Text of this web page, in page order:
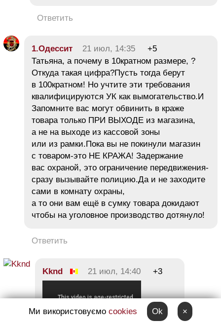
Ответить
1.Одессит 21 июл, 14:35
+5
Татьяна, а почему в 10кратном размере, ?
Откуда такая цифра?Пусть тогда берут
в 100кратном! Но учтите эти требования
квалифицируются УК как вымогательство.И
Запомните вас могут обвинить в краже
товара только ПРИ ВЫХОДЕ из магазина,
а не на выходе из кассовой зоны
или из рамки.Пока вы не покинули магазин
с товаром-это НЕ КРАЖА! Задержание
вас охраной, это ограничение передвижения-
сразу вызывайте полицию.Да и не заходите
сами в комнату охраны,
а то они вам ещё в сумку товара докидают
чтобы на уголовное производство дотянуло!
Ответить
Kknd 21 июл, 14:40 +3
Ми використовуємо cookies Ok ×